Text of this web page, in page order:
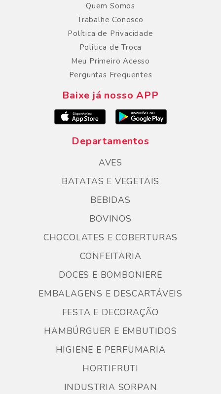
Quem Somos
Trabalhe Conosco
Política de Privacidade
Politica de Troca
Meu Primeiro Acesso
Perguntas Frequentes
Baixe já nosso APP
Departamentos
AVES
BATATAS E VEGETAIS
BEBIDAS
BOVINOS
CHOCOLATES E COBERTURAS
CONFEITARIA
DOCES E BOMBONIERE
EMBALAGENS E DESCARTÁVEIS
FESTA E DECORAÇÃO
HAMBÚRGUER E EMBUTIDOS
HIGIENE E PERFUMARIA
HORTIFRUTI
INDUSTRIA SORPAN